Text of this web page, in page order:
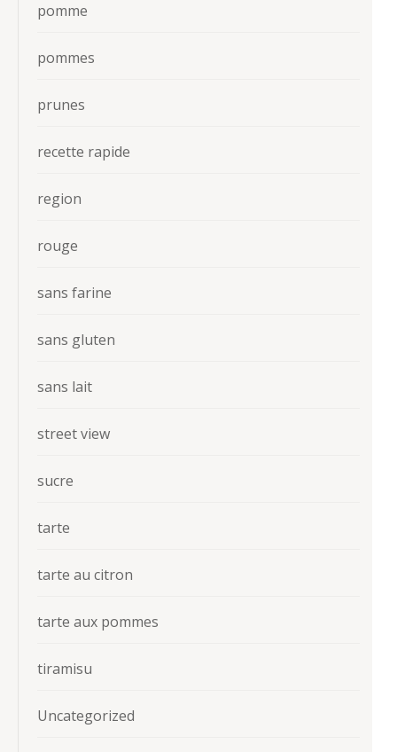
pomme
pommes
prunes
recette rapide
region
rouge
sans farine
sans gluten
sans lait
street view
sucre
tarte
tarte au citron
tarte aux pommes
tiramisu
Uncategorized